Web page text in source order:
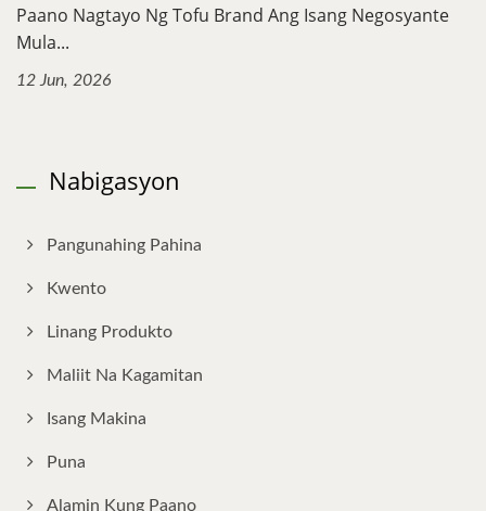
Paano Nagtayo Ng Tofu Brand Ang Isang Negosyante
Mula...
12 Jun, 2026
Nabigasyon
Pangunahing Pahina
Kwento
Linang Produkto
Maliit Na Kagamitan
Isang Makina
Puna
Alamin Kung Paano